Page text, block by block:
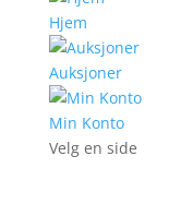
Hjem
Auksjoner
Min Konto
Velg en side